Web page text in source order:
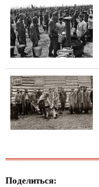
Поделиться: